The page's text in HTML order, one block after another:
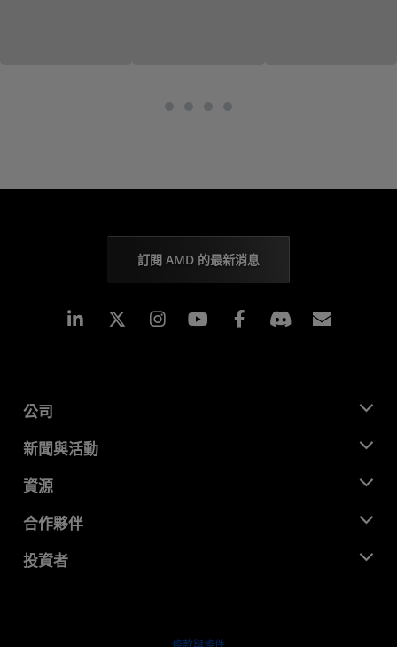
訂閱 AMD 的最新消息
Linkedin Instagram Facebook
公司
關於 AMD
企業責任
招聘
聯絡我們
新聞與活動
新聞室
媒體庫
資源
開發者中心
案例研究
合作夥伴
AMD 合作夥伴中心
投資者